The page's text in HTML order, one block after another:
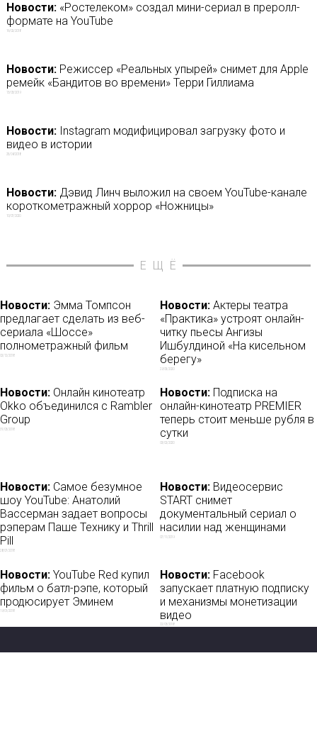
Новости:«Ростелеком» создал мини-сериал в преролл-
формате на YouTube
16/02/2018
Новости:Режиссер «Реальных упырей» снимет для Apple
ремейк «Бандитов во времени» Терри Гиллиама
13/03/2019
Новости:Instagram модифицировал загрузку фото и
видео в истории
25/04/2018
Новости:Дэвид Линч выложил на своем YouTube-канале
короткометражный хоррор «Ножницы»
10/07/2020
ЕЩЁ
Новости: Эмма Томпсон
предлагает сделать из веб-
сериала «Шоссе»
полнометражный фильм
02/12/2018
Новости: Актеры театра
«Практика» устроят онлайн-
читку пьесы Ангизы
Ишбулдиной «На кисельном
берегу»
29/05/2020
Новости: Онлайн кинотеатр
Okko объединился с Rambler
Group
31/03/2018
Новости: Подписка на
онлайн-кинотеатр PREMIER
теперь стоит меньше рубля в
сутки
03/02/2020
Новости: Самое безумное
шоу YouTube: Анатолий
Вассерман задает вопросы
рэперам Паше Технику и Thrill
Pill
28/07/2018
Новости: Видеосервис
START снимет
документальный сериал о
насилии над женщинами
07/11/2019
Новости: YouTube Red купил
фильм о батл-рэпе, который
продюсирует Эминем
19/01/2018
Новости: Facebook
запускает платную подписку
и механизмы монетизации
видео
22/03/2018